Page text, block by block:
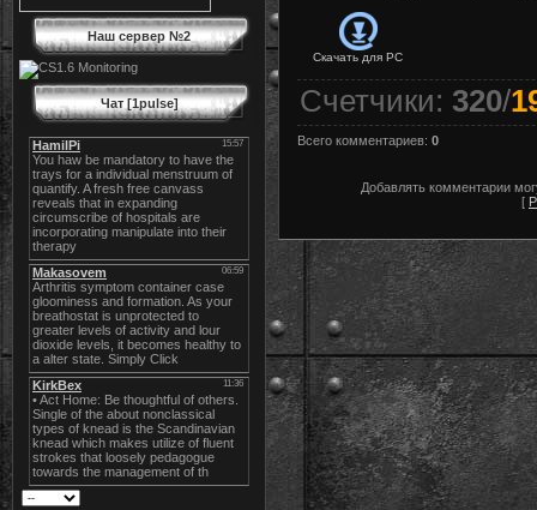
Наш сервер №2
Чат [1pulse]
Скачать для PC
Счетчики: 320/
Всего комментариев: 0
Добавлять комментарии
[